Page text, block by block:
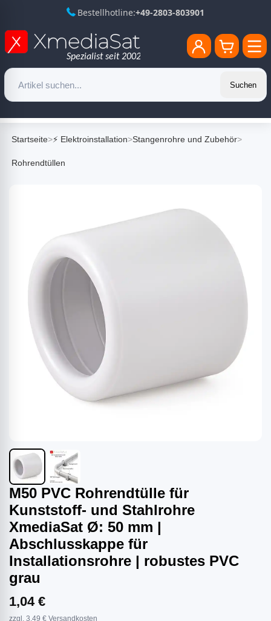
Bestellhotline:+49-2803-803901
Suchen
Startseite>⚡ Elektroinstallation>Stangenrohre und Zubehör>
Rohrendtüllen
M50 PVC Rohrendtülle für
Kunststoff- und Stahlrohre
XmediaSat Ø: 50 mm |
Abschlusskappe für
Installationsrohre | robustes PVC
grau
1,04 €
zzgl. 3,49 € Versandkosten